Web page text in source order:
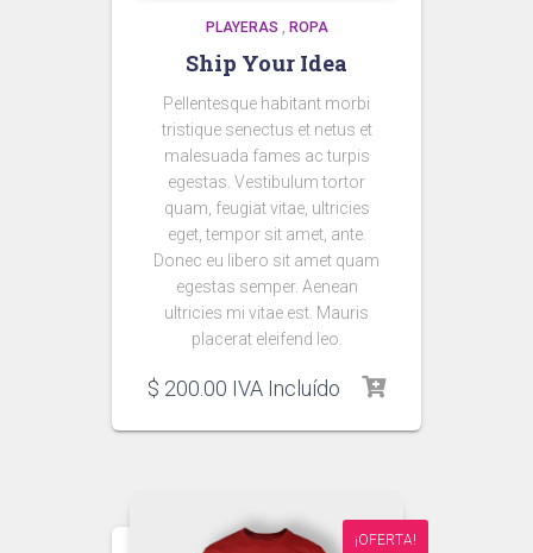
PLAYERAS ROPA
Ship Your Idea
Pellentesque habitant morbi
tristique senectus et netus et
malesuada fames ac turpis
egestas. Vestibulum tortor
quam, feugiat vitae, ultricies
eget, tempor sit amet, ante.
Donec eu libero sit amet quam
egestas semper. Aenean
ultricies mi vitae est. Mauris
placerat eleifend leo.
$ 200.00 IVA Incluído
¡OFERTA!